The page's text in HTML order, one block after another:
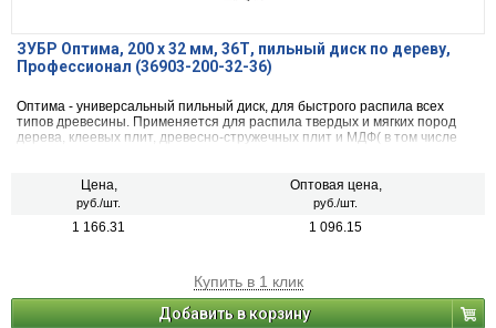
ЗУБР Оптима, 200 x 32 мм, 36Т, пильный диск по дереву,
Профессионал (36903-200-32-36)
Оптима - универсальный пильный диск, для быстрого распила всех
типов древесины. Применяется для распила твердых и мягких пород
дерева, клеевых плит, древесно-стружечных плит и МДФ( в том числе
Цена,
руб./шт.
Оптовая цена,
руб./шт.
1 166.31 1 096.15
Купить в 1 клик
Добавить в корзину